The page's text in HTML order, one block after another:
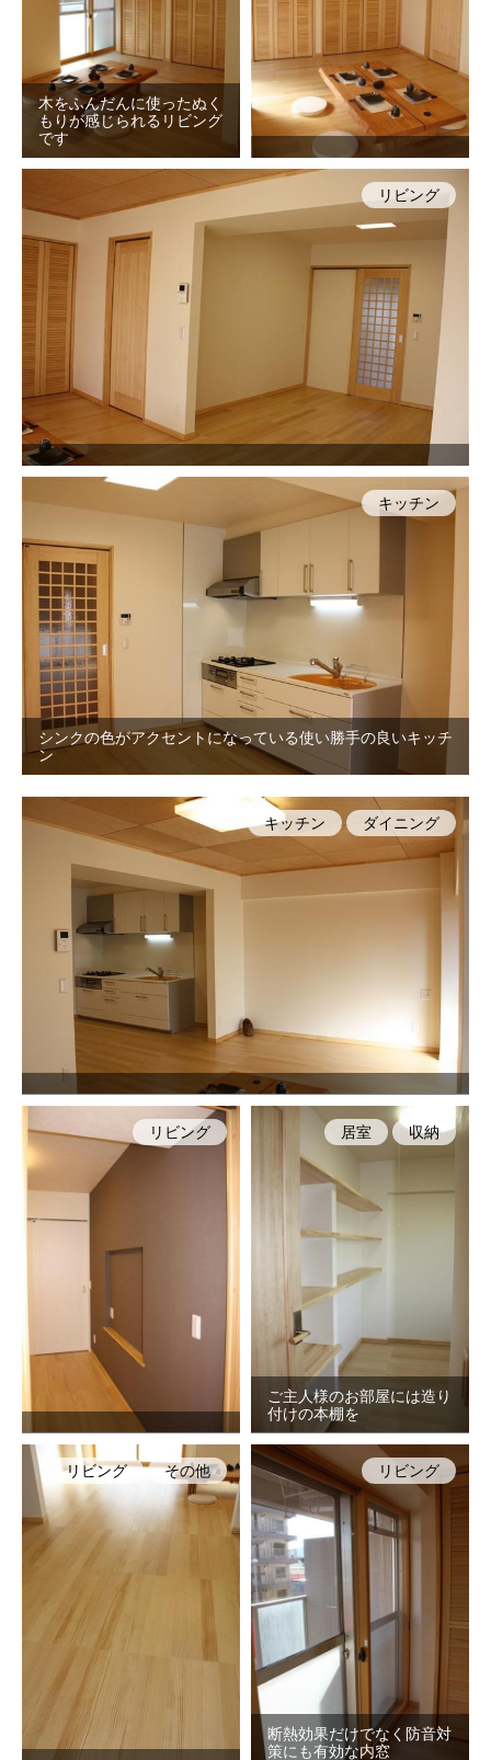
木をふんだんに使ったぬく
もりが感じられるリビング
です
リビング
シンクの色がアクセントになっている使い勝手の良いキッチ
ン
キッチン
キッチン ダイニング
リビング
ご主人様のお部屋には造り
付けの本棚を
居室 収納
リビング その他
断熱効果だけでなく防音対
策にも有効な内窓
リビング